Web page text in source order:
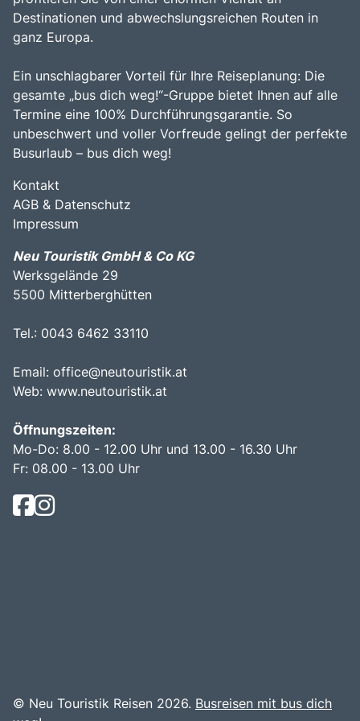
Destinationen und abwechslungsreichen Routen in
ganz Europa.
Ein unschlagbarer Vorteil für Ihre Reiseplanung: Die
gesamte „bus dich weg!“-Gruppe bietet Ihnen auf alle
Termine eine 100% Durchführungsgarantie. So
unbeschwert und voller Vorfreude gelingt der perfekte
Busurlaub – bus dich weg!
Kontakt
AGB & Datenschutz
Impressum
Neu Touristik GmbH & Co KG
Werksgelände 29
5500 Mitterberghütten
Tel.: 0043 6462 33110
Email: office@neutouristik.at
Web: www.neutouristik.at
Öffnungszeiten:
Mo-Do: 8.00 - 12.00 Uhr und 13.00 - 16.30 Uhr
Fr: 08.00 - 13.00 Uhr
© Neu Touristik Reisen 2026. Busreisen mit bus dich